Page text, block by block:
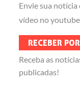
Envie sua
vídeo no
RECEBER
Receba as
publicadas!